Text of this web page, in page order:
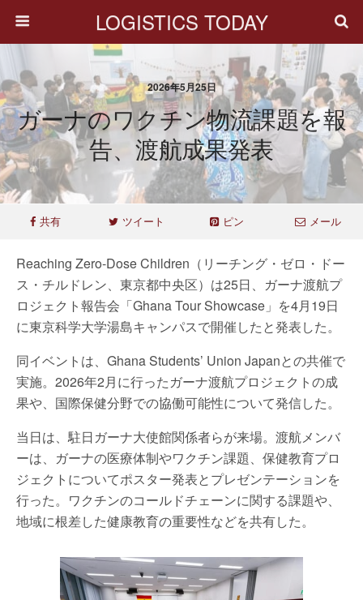
LOGISTICS TODAY
2026年5月25日
ガーナのワクチン物流課題を報
告、渡航成果発表
共有 ツイート ピン メール
Reaching Zero-Dose Children（リーチング・ゼロ・ドー
ス・チルドレン、東京都中央区）は25日、ガーナ渡航プ
ロジェクト報告会「Ghana Tour Showcase」を4月19日
に東京科学大学湯島キャンパスで開催したと発表した。
同イベントは、Ghana Students’ Union Japanとの共催で
実施。2026年2月に行ったガーナ渡航プロジェクトの成
果や、国際保健分野での協働可能性について発信した。
当日は、駐日ガーナ大使館関係者らが来場。渡航メンバ
ーは、ガーナの医療体制やワクチン課題、保健教育プロ
ジェクトについてポスター発表とプレゼンテーションを
行った。ワクチンのコールドチェーンに関する課題や、
地域に根差した健康教育の重要性などを共有した。